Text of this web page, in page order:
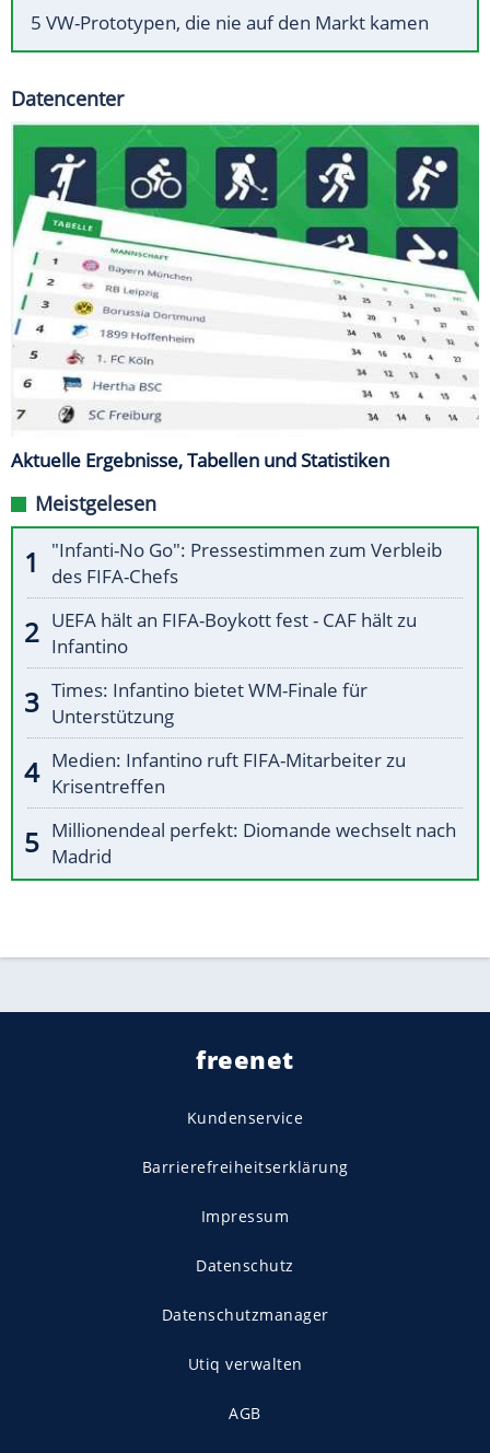
5 VW-Prototypen, die nie auf den Markt kamen
Datencenter
Aktuelle Ergebnisse, Tabellen und Statistiken
Meistgelesen
"Infanti-No Go": Pressestimmen zum Verbleib
des FIFA-Chefs
UEFA hält an FIFA-Boykott fest - CAF hält zu
Infantino
Times: Infantino bietet WM-Finale für
Unterstützung
Medien: Infantino ruft FIFA-Mitarbeiter zu
Krisentreffen
Millionendeal perfekt: Diomande wechselt nach
Madrid
freenet
Kundenservice
Barrierefreiheitserklärung
Impressum
Datenschutz
Datenschutzmanager
Utiq verwalten
AGB